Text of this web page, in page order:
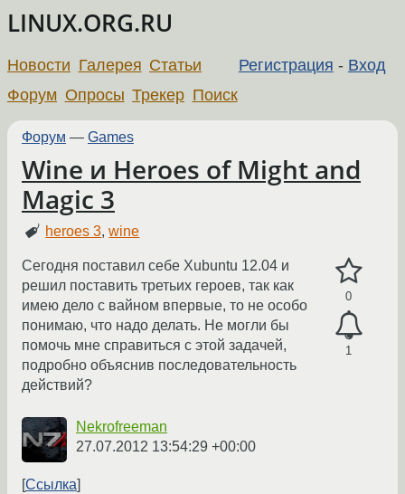
LINUX.ORG.RU
Регистрация - Вход
Новости Галерея Статьи
Форум Опросы Трекер Поиск
Форум — Games
Wine и Heroes of Might and
Magic 3
heroes 3,wine
0
1
Сегодня поставил себе Xubuntu 12.04 и
решил поставить третьих героев, так как
имею дело с вайном впервые, то не особо
понимаю, что надо делать. Не могли бы
помочь мне справиться с этой задачей,
подробно объяснив последовательность
действий?
Nekrofreeman
27.07.2012 13:54:29 +00:00
Ссылка